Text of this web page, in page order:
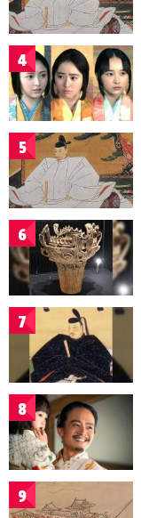
4
5
6
7
8
9